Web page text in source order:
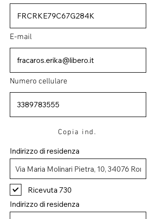
E-mail
Numero cellulare
Copia ind.
Indirizzo di residenza
Ricevuta 730
Indirizzo di residenza